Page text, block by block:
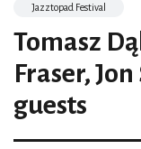
Jazztopad Festival
Tomasz
Fraser,
guests